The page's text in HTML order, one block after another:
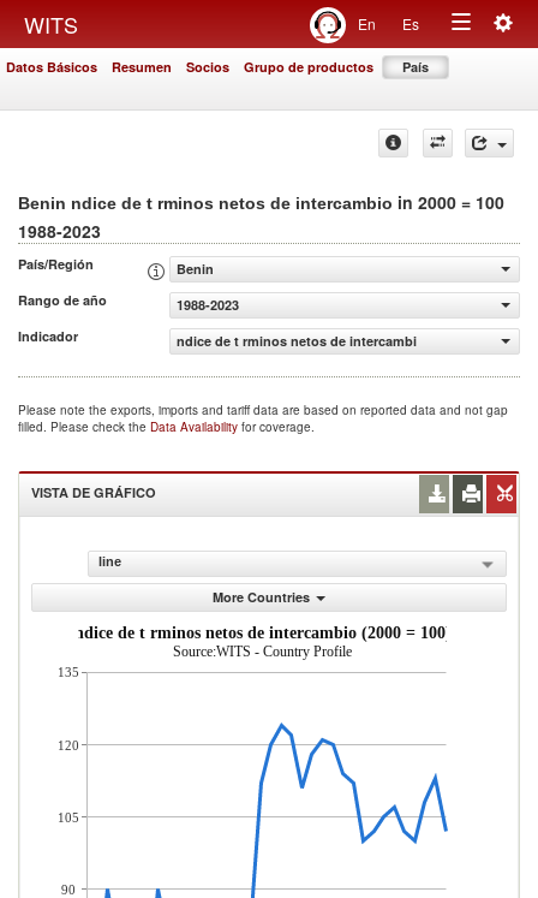
WITS En Es
Toggle
Datos Básicos Resumen Socios Grupo de productos País
Benin ndice de t rminos netos de intercambio in 2000 = 100
1988-2023
País/Región
Benin
Rango de año
1988-2023
Indicador
ndice de t rminos netos de intercambio (2000 = 100)
Please note the exports, imports and tariff data are based on reported data and not gap
filled. Please check the Data Availability for coverage.
VISTA DE GRÁFICO
line
More Countries
ndice de t rminos netos de intercambio (2000 = 100)
Source:WITS - Country Profile
135
120
105
90